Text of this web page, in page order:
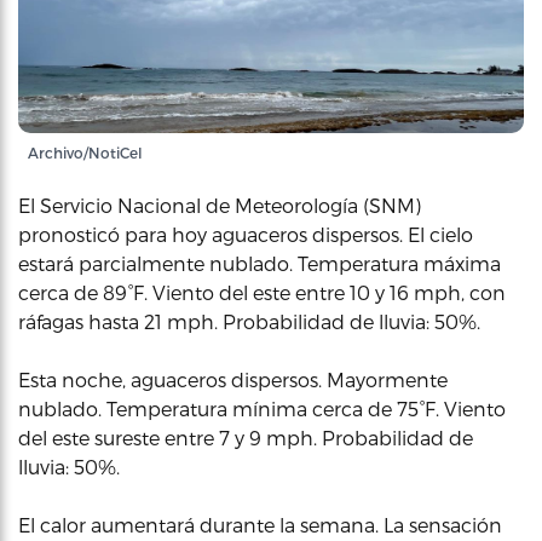
Archivo/NotiCel
El Servicio Nacional de Meteorología (SNM)
pronosticó para hoy aguaceros dispersos. El cielo
estará parcialmente nublado. Temperatura máxima
cerca de 89°F. Viento del este entre 10 y 16 mph, con
ráfagas hasta 21 mph. Probabilidad de lluvia: 50%.
Esta noche, aguaceros dispersos. Mayormente
nublado. Temperatura mínima cerca de 75°F. Viento
del este sureste entre 7 y 9 mph. Probabilidad de
lluvia: 50%.
El calor aumentará durante la semana. La sensación